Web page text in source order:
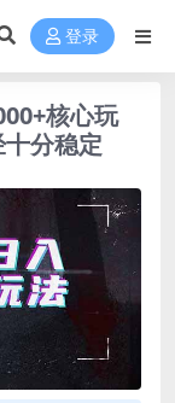
登录
核心玩
分稳定